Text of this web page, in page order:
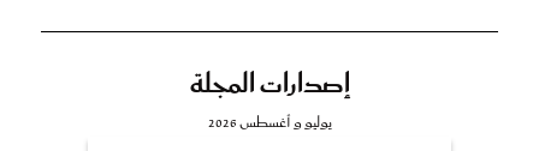
إصدارات المجلة
يوليو و أغسطس 2026